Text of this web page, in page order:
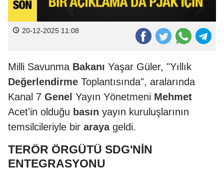
20-12-2025 11:08
Milli Savunma Bakanı Yaşar Güler, "Yıllık
Değerlendirme Toplantısında", aralarında
Kanal 7 Genel Yayın Yönetmeni Mehmet
Acet'in olduğu basın yayın kuruluşlarının
temsilcileriyle bir arayageldi.
TERÖR ÖRGÜTÜ SDG'NİN
ENTEGRASYONU